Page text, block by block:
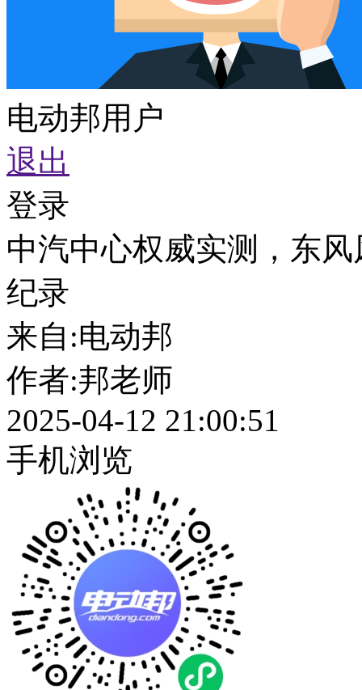
电动邦用户
退出
登录
中汽中心权威实测，东
纪录
来自:电动邦
作者:邦老师
2025-04-12 21:00:51
手机浏览